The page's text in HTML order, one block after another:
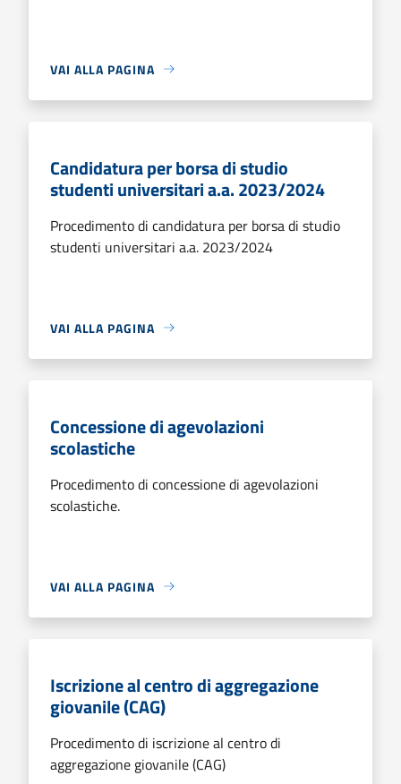
VAI ALLA PAGINA
Candidatura per borsa di studio
studenti universitari a.a. 2023/2024
Procedimento di candidatura per borsa di studio
studenti universitari a.a. 2023/2024
VAI ALLA PAGINA
Concessione di agevolazioni
scolastiche
Procedimento di concessione di agevolazioni
scolastiche.
VAI ALLA PAGINA
Iscrizione al centro di aggregazione
giovanile (CAG)
Procedimento di iscrizione al centro di
aggregazione giovanile (CAG)